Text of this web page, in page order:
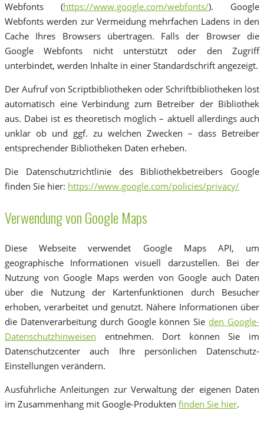
Webfonts (https://www.google.com/webfonts/). Google
Webfonts werden zur Vermeidung mehrfachen Ladens in den
Cache Ihres Browsers übertragen. Falls der Browser die
Google Webfonts nicht unterstützt oder den Zugriff
unterbindet, werden Inhalte in einer Standardschrift angezeigt.
Der Aufruf von Scriptbibliotheken oder Schriftbibliotheken löst
automatisch eine Verbindung zum Betreiber der Bibliothek
aus. Dabei ist es theoretisch möglich – aktuell allerdings auch
unklar ob und ggf. zu welchen Zwecken – dass Betreiber
entsprechender Bibliotheken Daten erheben.
Die Datenschutzrichtlinie des Bibliothekbetreibers Google
finden Sie hier: https://www.google.com/policies/privacy/
Verwendung von Google Maps
Diese Webseite verwendet Google Maps API, um
geographische Informationen visuell darzustellen. Bei der
Nutzung von Google Maps werden von Google auch Daten
über die Nutzung der Kartenfunktionen durch Besucher
erhoben, verarbeitet und genutzt. Nähere Informationen über
die Datenverarbeitung durch Google können Sie den Google-
Datenschutzhinweisen entnehmen. Dort können Sie im
Datenschutzcenter auch Ihre persönlichen Datenschutz-
Einstellungen verändern.
Ausführliche Anleitungen zur Verwaltung der eigenen Daten
im Zusammenhang mit Google-Produkten finden Sie hier.